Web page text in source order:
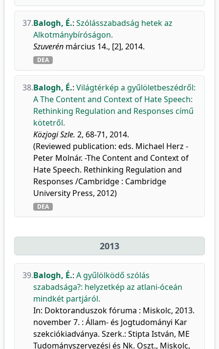
37.Balogh, É.: Szólásszabadság hetek az
Alkotmánybíróságon.
Szuverén március 14., [2], 2014.
DEA
38.Balogh, É.: Világtérkép a gyűlöletbeszédről:
A The Content and Context of Hate Speech:
Rethinking Regulation and Responses című
kötetről.
Közjogi Szle. 2, 68-71, 2014.
(Reviewed publication: eds. Michael Herz -
Peter Molnár. -The Content and Context of
Hate Speech. Rethinking Regulation and
Responses /Cambridge : Cambridge
University Press, 2012)
DEA
2013
39.Balogh, É.: A gyűlölködő szólás
szabadsága?: helyzetkép az atlani-óceán
mindkét partjáról.
In: Doktoranduszok fóruma : Miskolc, 2013.
november 7. : Állam- és Jogtudományi Kar
szekciókiadványa. Szerk.: Stipta István, ME
Tudományszervezési és Nk. Oszt., Miskolc,